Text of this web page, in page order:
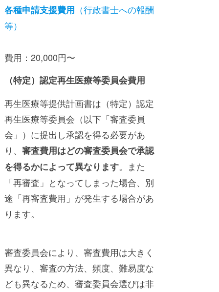
各種申請支援費用 （行政書士への報酬
等）
費用：20,000円〜
（特定）認定再生医療等委員会費用
再生医療等提供計画書は（特定）認定
再生医療等委員会（以下「審査委員
会」）に提出し承認を得る必要があ
り、 審査費用はどの審査委員会で承認
を得るかによって異なります。また
「再審査」となってしまった場合、別
途「再審査費用」が発生する場合があ
ります。
審査委員会により、審査費用は大きく
異なり、審査の方法、頻度、難易度な
ども異なるため、審査委員会選びは非